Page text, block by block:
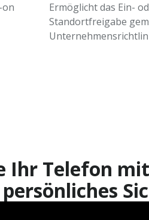
on
Ermöglicht das Ein-
Standortfreigabe
Ihr Telefon
persönliches